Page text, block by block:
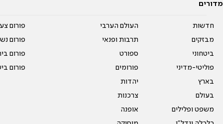
מדורים
חדשות
מבזקים
ביטחוני
פוליטי-מדיני
בארץ
בעולם
משפט ופלילים
העולם הערבי
תרבות ופנאי
ספורט
פורומים
יהדות
צרכנות
אופנה
פורום
פורום
פורום
פורום